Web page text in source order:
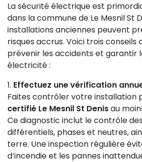
La sécurité électrique est
dans la commune de Le Mesnil St
installations anciennes peuvent
risques accrus. Voici trois conseils
prévenir les accidents et garantir
électricité :
Effectuez une vérification
Faites contrôler votre installation
certifié Le Mesnil St Denisau
Ce diagnostic inclut le contrôle
différentiels, phases et neutres,
terre. Une inspection régulière
d’incendie et les pannes